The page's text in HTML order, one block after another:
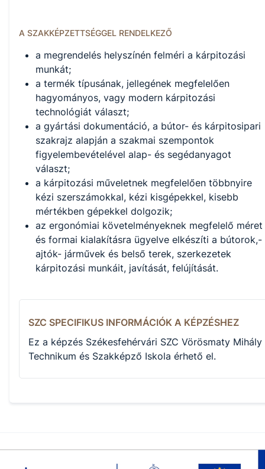
A SZAKKÉPZETTSÉGGEL RENDELKEZŐ
a megrendelés helyszínén felméri a kárpitozási
munkát;
a termék típusának, jellegének megfelelően
hagyományos, vagy modern kárpitozási
technológiát választ;
a gyártási dokumentáció, a bútor- és kárpitosipari
szakrajz alapján a szakmai szempontok
figyelembevételével alap- és segédanyagot
választ;
a kárpitozási műveletnek megfelelően többnyire
kézi szerszámokkal, kézi kisgépekkel, kisebb
mértékben gépekkel dolgozik;
az ergonómiai követelményeknek megfelelő méret
és formai kialakításra ügyelve elkészíti a bútorok,-
ajtók- járművek és belső terek, szerkezetek
kárpitozási munkáit, javítását, felújítását.
SZC SPECIFIKUS INFORMÁCIÓK A KÉPZÉSHEZ
Ez a képzés Székesfehérvári SZC Vörösmaty Mihály
Technikum és Szakképző Iskola érhető el.